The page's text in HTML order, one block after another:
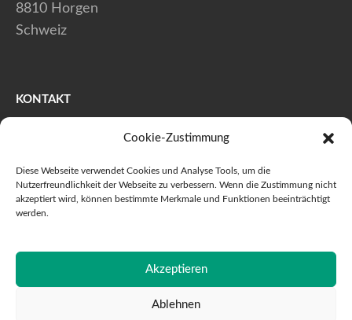
Cookie-Zustimmung
Diese Webseite verwendet Cookies und Analyse Tools, um die
Nutzerfreundlichkeit der Webseite zu verbessern. Wenn die Zustimmung nicht
akzeptiert wird, können bestimmte Merkmale und Funktionen beeinträchtigt
werden.
Akzeptieren
Ablehnen
8810 Horgen
Schweiz
KONTAKT
+41 (0) 44 728 80 40
+41 (0) 44 728 80 41
info@maxstaeubli.ch
© 2026 Max Stäubli AG - Alle Rechte vorbehalten
Impressum